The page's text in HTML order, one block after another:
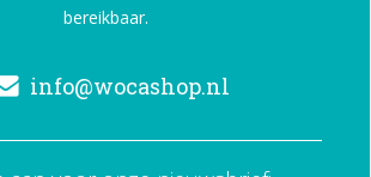
bereikbaar.
info@wocashop.nl